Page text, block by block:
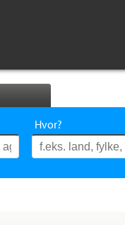
Hvor?